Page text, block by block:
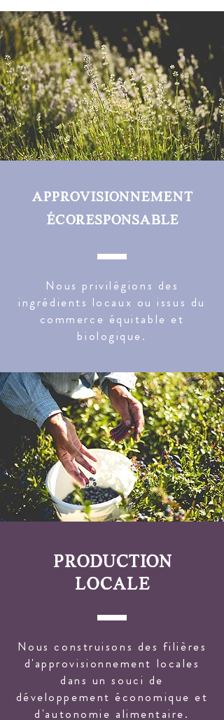
approvisionnement
écoresponsable
Nous privilégions des
ingrédients locaux ou issus du
commerce équitable et
biologique.
production
locale
Nous construisons des filières
d'approvisionnement locales
dans un souci de
développement économique et
d'autonomie alimentaire.